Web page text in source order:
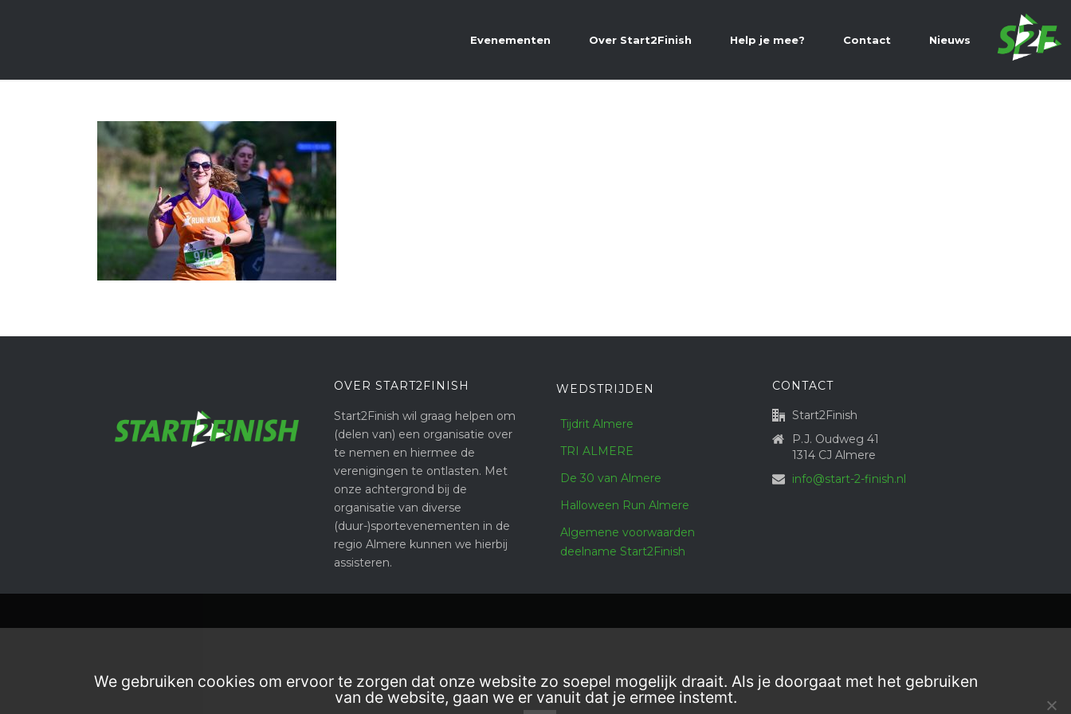
Evenementen Over Start2Finish Help je mee? Contact Nieuws
OVER START2FINISH
Start2Finish wil graag helpen om
(delen van) een organisatie over
te nemen en hiermee de
verenigingen te ontlasten. Met
onze achtergrond bij de
organisatie van diverse
(duur-)sportevenementen in de
regio Almere kunnen we hierbij
assisteren.
WEDSTRIJDEN
Tijdrit Almere
TRI ALMERE
De 30 van Almere
Halloween Run Almere
Algemene voorwaarden
deelname Start2Finish
CONTACT
Start2Finish
P.J. Oudweg 41
1314 CJ Almere
info@start-2-finish.nl
We gebruiken cookies om ervoor te zorgen dat onze website zo soepel mogelijk draait. Als je doorgaat met het gebruiken
van de website, gaan we er vanuit dat je ermee instemt.